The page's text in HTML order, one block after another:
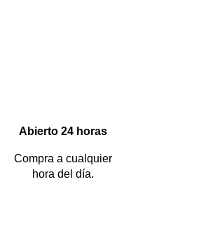
Abierto 24 horas
Compra a cualquier
hora del día.